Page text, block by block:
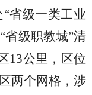
省级一类工业
省级职教城”清
13公里，区位
两个网格，涉